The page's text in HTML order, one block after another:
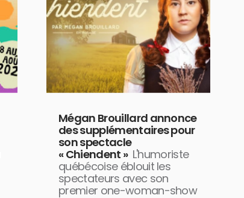
Mégan Brouillard annonce
des supplémentaires pour
son spectacle
« Chiendent » L'humoriste
québécoise éblouit les
spectateurs avec son
premier one-woman-show